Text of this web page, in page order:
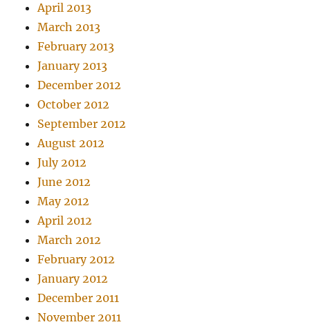
April 2013
March 2013
February 2013
January 2013
December 2012
October 2012
September 2012
August 2012
July 2012
June 2012
May 2012
April 2012
March 2012
February 2012
January 2012
December 2011
November 2011